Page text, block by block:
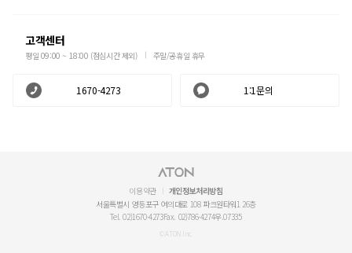
고객센터
평일 09:00 ~ 18:00 (점심시간 제외) 주말/공휴일 휴무
1670-4273 1:1문의
이용약관
개인정보처리방침
서울특별시 영등포구 여의대로 108 파크원타워1 26층
Tel. 02)1670-4273Fax. 02)786-4274우.07335
© ATON Inc.